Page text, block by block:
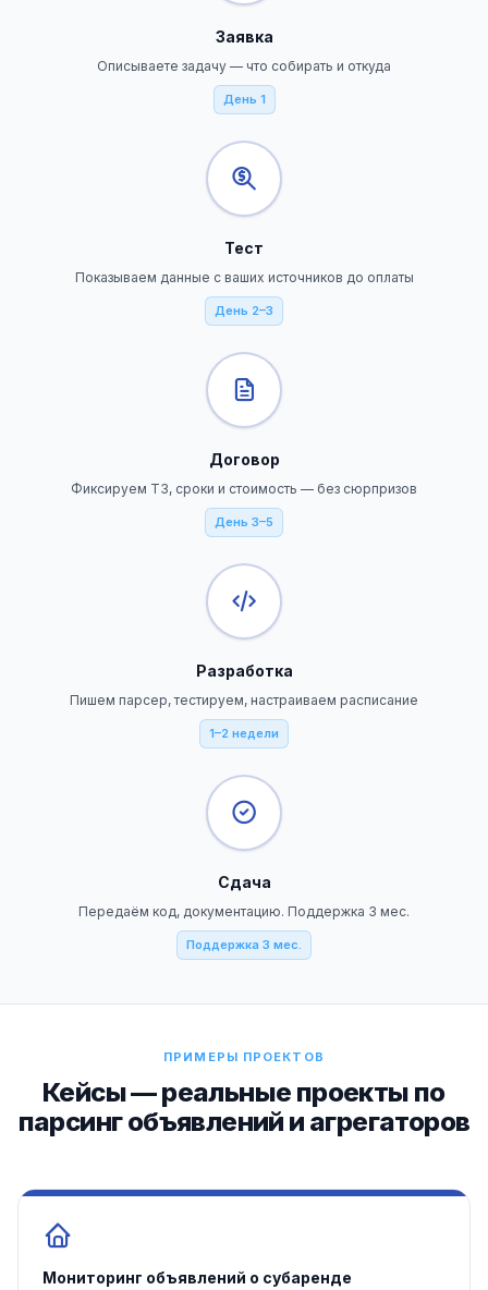
Заявка
Описываете задачу — что собирать и откуда
День 1
Тест
Показываем данные с ваших источников до оплаты
День 2–3
Договор
Фиксируем ТЗ, сроки и стоимость — без сюрпризов
День 3–5
Разработка
Пишем парсер, тестируем, настраиваем расписание
1–2 недели
Сдача
Передаём код, документацию. Поддержка 3 мес.
Поддержка 3 мес.
ПРИМЕРЫ ПРОЕКТОВ
Кейсы — реальные проекты по
парсинг объявлений и агрегаторов
Мониторинг объявлений о субаренде